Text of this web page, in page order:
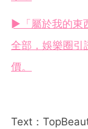
►「屬於我的東
全部，娛樂圈引
價。
Text：